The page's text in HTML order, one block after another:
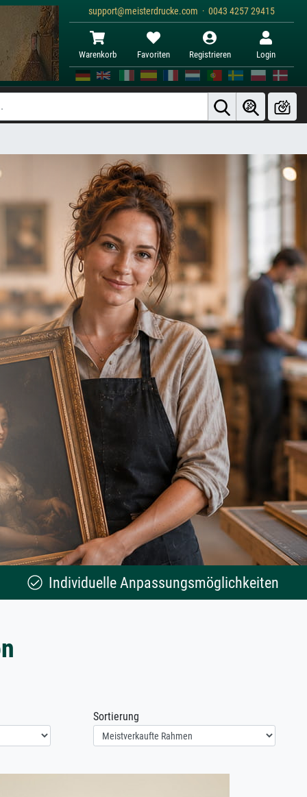
support@meisterdrucke.com · 0043 4257 29415
Warenkorb Favoriten Registrieren Login
Individuelle Anpassungsmöglichkeiten
Sortierung